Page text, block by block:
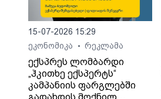
15-07-2026 15:29
ეკონომიკა
• რეკლამა
ექსპრეს ლომბარდი
„ჰკითხე ექსპერტს“
კამპანიის ფარგლებში